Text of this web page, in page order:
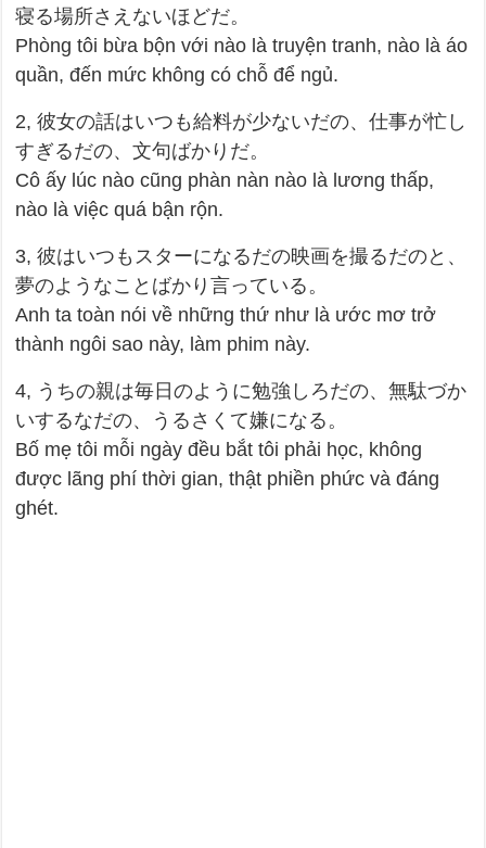
寝る場所さえないほどだ。
Phòng tôi bừa bộn với nào là truyện tranh, nào là áo
quần, đến mức không có chỗ để ngủ.
2, 彼女の話はいつも給料が少ないだの、仕事が忙し
すぎるだの、文句ばかりだ。
Cô ấy lúc nào cũng phàn nàn nào là lương thấp,
nào là việc quá bận rộn.
3, 彼はいつもスターになるだの映画を撮るだのと、
夢のようなことばかり言っている。
Anh ta toàn nói về những thứ như là ước mơ trở
thành ngôi sao này, làm phim này.
4, うちの親は毎日のように勉強しろだの、無駄づか
いするなだの、うるさくて嫌になる。
Bố mẹ tôi mỗi ngày đều bắt tôi phải học, không
được lãng phí thời gian, thật phiền phức và đáng
ghét.